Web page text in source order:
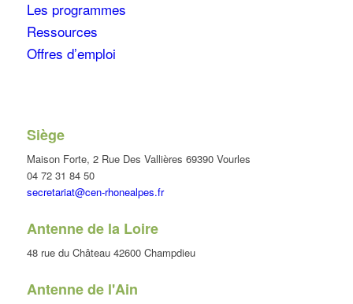
Les programmes
Ressources
Offres d’emploi
Siège
Maison Forte, 2 Rue Des Vallières 69390 Vourles
04 72 31 84 50
secretariat@cen-rhonealpes.fr
Antenne de la Loire
48 rue du Château 42600 Champdieu
Antenne de l'Ain